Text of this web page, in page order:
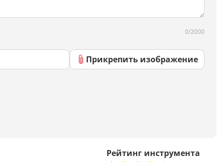
Редактирование
0/2000
Прикрепить изображение
Рейтинг инструмента